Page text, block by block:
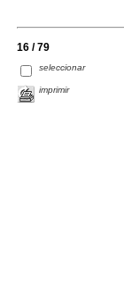
16 / 79
seleccionar
imprimir